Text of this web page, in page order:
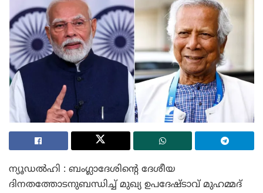
ന്യൂഡൽഹി : ബംഗ്ലാദേശിന്റെ ദേശീയ
ദിനതത്തോടനുബന്ധിച്ച് മുഖ്യ ഉപദേഷ്ടാവ് മുഹമ്മദ്